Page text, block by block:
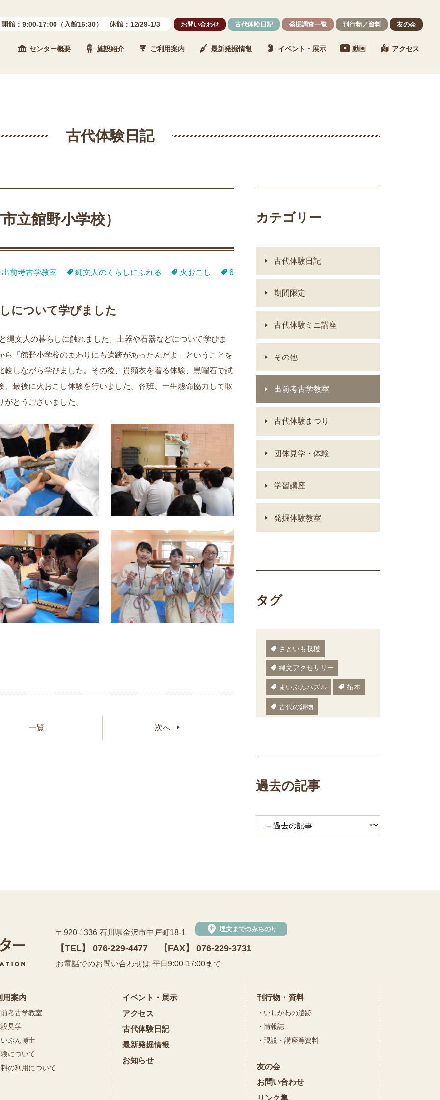
川県埋蔵文化財センター
開館：9:00-17:00（入館16:30） 休館：12/29-1/3 お問い合わせ 古代体験日記 発掘調査一覧 刊行物／資料 友の会
センター概要 施設紹介 ご利用案内 最新発掘情報 イベント・展示 動画 アクセス
古代体験日記
立館野小学校）
出前考古学教室 縄文人のくらしにふれる 火おこし 6
について学びました
縄文人の暮らしに触れました。土器や石器などについて学びま
「館野小学校のまわりにも遺跡があったんだよ」ということを
しながら学びました。その後、貫頭衣を着る体験、黒曜石で試
最後に火おこし体験を行いました。各班、一生懸命協力して取
とうございました。
一覧 次へ
カテゴリー
古代体験日記
期間限定
古代体験ミニ講座
その他
出前考古学教室
古代体験まつり
団体見学・体験
学習講座
発掘体験教室
タグ
さといも収穫
縄文アクセサリー
まいぶんパズル 拓本
古代の鋳物
縄文鍋 いしかわ埋文
体験工房
田植え
双耳瓶
勾玉
弥生の布づくり
過去の記事
公益財団法人 石川県埋蔵文化財センター
〒920-1336 石川県金沢市中戸町18-1 add_location 埋文までのみちのり
【TEL】 076-229-4477 【FAX】 076-229-3731
お電話でのお問い合わせは 平日9:00-17:00まで
用案内
考古学教室
見学
ぶん博士
について
の利用について
イベント・展示
アクセス
古代体験日記
最新発掘情報
お知らせ
刊行物・資料
いしかわの遺跡
情報誌
現説・講座等資料
友の会
お問い合わせ
リンク集